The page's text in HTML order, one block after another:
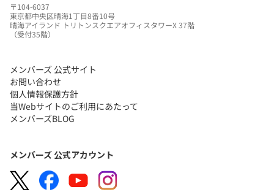
〒104-6037
東京都中央区晴海1丁目8番10号
晴海アイランド トリトンスクエアオフィスタワーX 37階
（受付35階）
メンバーズ 公式サイト
お問い合わせ
個人情報保護方針
当Webサイトのご利用にあたって
メンバーズBLOG
メンバーズ 公式アカウント